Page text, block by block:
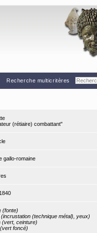
Recherche multicritères
(rétiaire) combattant"
gallo-romaine
(fonte)
(incrustation (technique métal), yeux)
(vert, ceinture)
(vert foncé)